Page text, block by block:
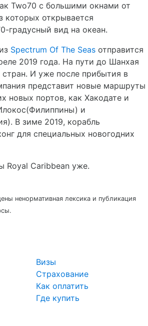
Two70 с большими окнами от
которых открывается
градусный вид на океан.
Spectrum Of The Seas отправится
2019 года. На пути до Шанхая
стран. И уже после прибытия в
представит новые маршруты
новых портов, как Хакодате и
и
В зиме 2019, корабль
для специальных новогодних
Royal Caribbean уже.
ненормативная лексика и публикация
Визы
Страхование
Как оплатить
Где купить